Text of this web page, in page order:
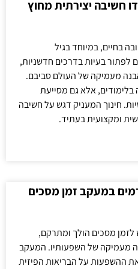
חשיבה יצירתית מחוץ
בחיים, במיוחד בגיל
בעיות בדרכים חדשניות,
מעמיקה של העולם סביבם.
אלא גם מסייעת
חינוך המעניק דגש על חשיבה
ומקצועית בעתיד.
במעקב זמן מסכים
לזמן מסכים הולך ומתרקם,
מעמיקה של השפעותיו. המעקב
את ההשפעות על הבריאות הפיזית